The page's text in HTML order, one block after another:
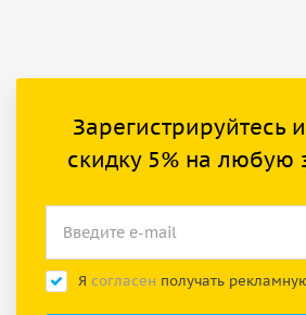
Зарегистрируйтесь
скидку 5% на любую
Я согласен получать